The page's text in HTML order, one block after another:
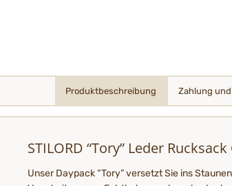
Produktbeschreibung Zahlung
STILORD “Tory” Leder
Unser Daypack “Tory” versetzt Sie ins